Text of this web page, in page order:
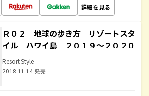
詳細を見る
Ｒ０２ 地球の歩き方 リゾートスタ
イル ハワイ島 ２０１９～２０２０
Resort Style
2018.11.14 発売